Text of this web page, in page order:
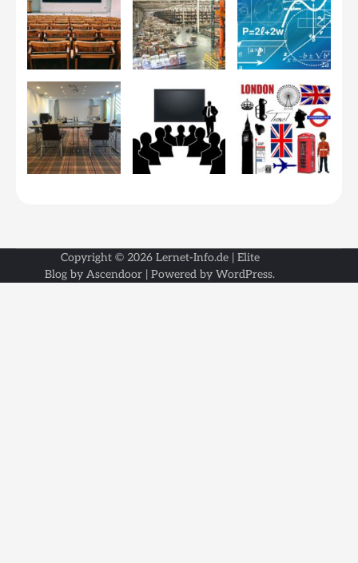
Copyright © 2026 Lernet-Info.de| Elite
Blog by Ascendoor | Powered by WordPress.